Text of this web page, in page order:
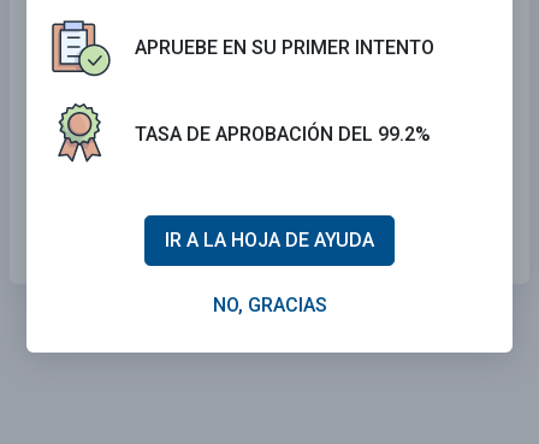
Siga de cerca el vehículo grande para reducir
el arrastre del viento en su vehículo.
Evite manejar al lado durante largos períodos
de tiempo.
curvas y colinas.
APRUEBE EN SU PRIMER INTENTO
TASA DE APROBACIÓN DEL 99.2%
IR A LA HOJA DE AYUDA
NO, GRACIAS